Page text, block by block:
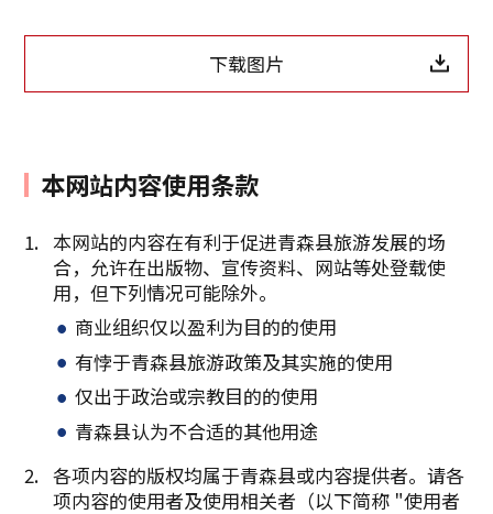
下载图片
本网站内容使用条款
本网站的内容在有利于促进青森县旅游发展的场
合，允许在出版物、宣传资料、网站等处登载使
用，但下列情况可能除外。
商业组织仅以盈利为目的的使用
有悖于青森县旅游政策及其实施的使用
仅出于政治或宗教目的的使用
青森县认为不合适的其他用途
各项内容的版权均属于青森县或内容提供者。请各
项内容的使用者及使用相关者（以下简称 "使用者
复制链接